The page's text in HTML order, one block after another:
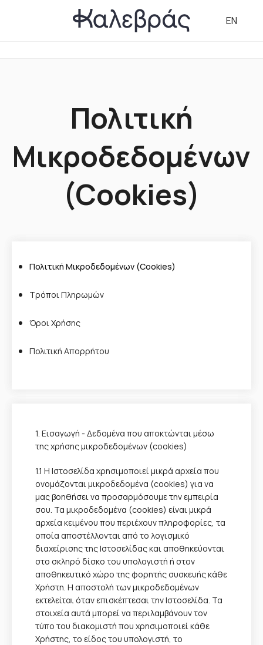
EN
Πολιτική
Μικροδεδομένων
(Cookies)
Πολιτική Μικροδεδομένων (Cookies)
Τρόποι Πληρωμών
Όροι Χρήσης
Πολιτική Απορρήτου
1. Εισαγωγή - Δεδομένα που αποκτώνται μέσω
της χρήσης μικροδεδομένων (cookies)
1.1 Η Ιστοσελίδα χρησιμοποιεί μικρά αρχεία που
ονομάζονται μικροδεδομένα (cookies) για να
μας βοηθήσει να προσαρμόσουμε την εμπειρία
σου. Τα μικροδεδομένα (cookies) είναι μικρά
αρχεία κειμένου που περιέχουν πληροφορίες, τα
οποία αποστέλλονται από το λογισμικό
διαχείρισης της Ιστοσελίδας και αποθηκεύονται
στο σκληρό δίσκο του υπολογιστή ή στον
αποθηκευτικό χώρο της φορητής συσκευής κάθε
Χρήστη. Η αποστολή των μικροδεδομένων
εκτελείται όταν επισκέπτεσαι την Ιστοσελίδα. Τα
στοιχεία αυτά μπορεί να περιλαμβάνουν τον
τύπο του διακομιστή που χρησιμοποιεί κάθε
Χρήστης, το είδος του υπολογιστή, το